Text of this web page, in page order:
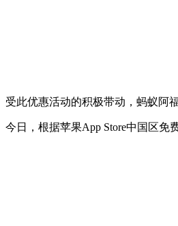
受此优惠活动的积极带动，蚂蚁阿
今日，根据苹果App Store中国区